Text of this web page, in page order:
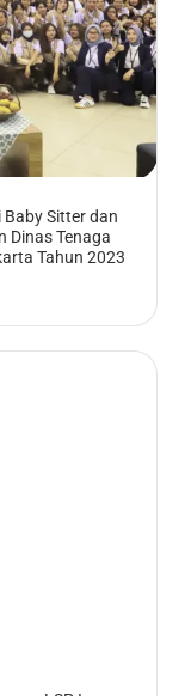
Sitter dan
Dinas Tenaga
Tahun 2023